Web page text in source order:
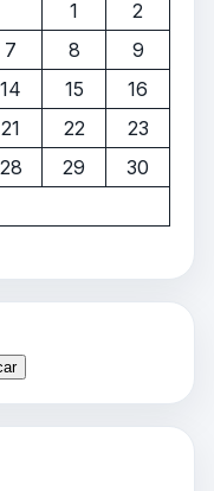
1
2
7 8
9
14 15
16
21 22
23
28 29
30